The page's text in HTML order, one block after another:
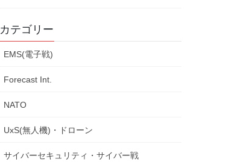
カテゴリー
EMS(電子戦)
Forecast Int.
NATO
UxS(無人機)・ドローン
サイバーセキュリティ・サイバー戦